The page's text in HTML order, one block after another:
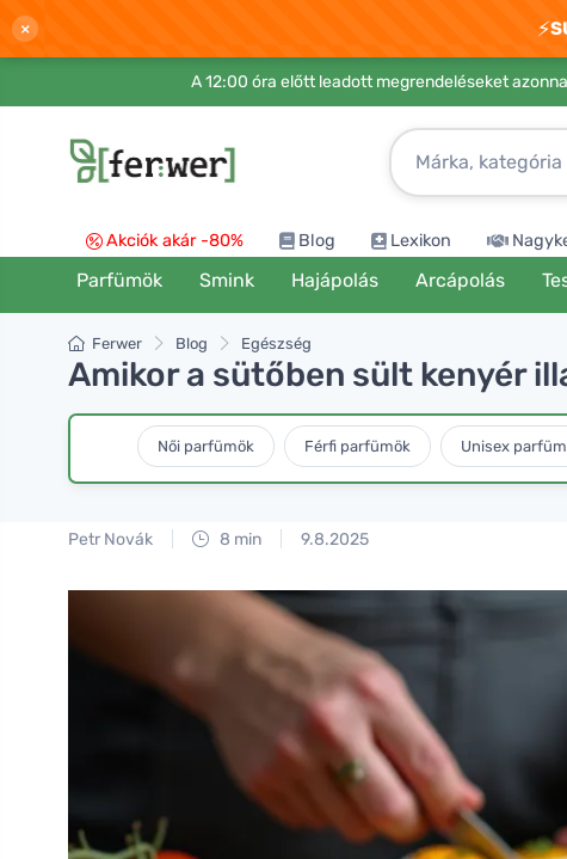
× ⚡
A 12:00 óra előtt leadott megrendeléseket
Akciók akár -80% Blog Lexikon
Parfümök Smink Hajápolás Arcápolás
Ferwer Blog Egészség
Amikor a sütőben sült kenyér
Női parfümök Férfi parfümök Unisex
Petr Novák 8 min 9.8.2025